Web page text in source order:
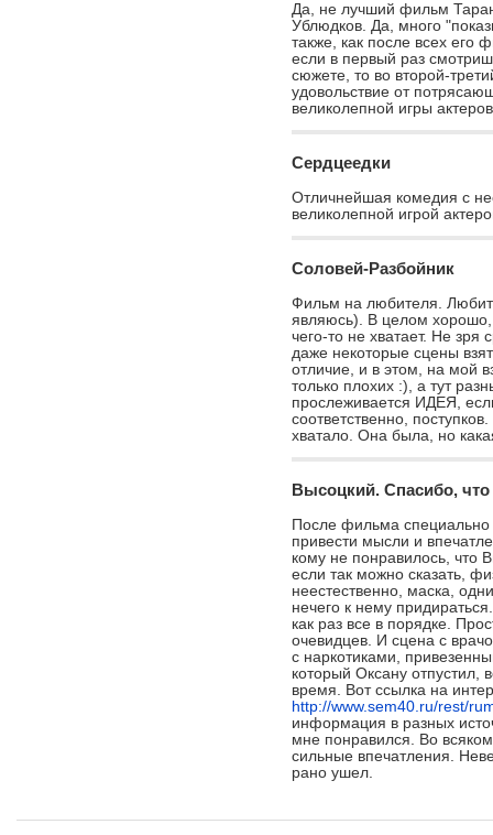
Да, не лучший фильм
Ублюдков. Да, много
также, как после всех его
если в первый раз
сюжете, то во второй-
удовольствие от
великолепной игры
Сердцеедки
Отличнейшая комедия с
великолепной игрой
Соловей-Разбойник
Фильм на любителя.
являюсь). В целом
чего-то не хватает. Не зря
даже некоторые сцены
отличие, и в этом, на мой
только плохих :), а тут
прослеживается ИДЕЯ,
соответственно,
хватало. Она была, но
Высоцкий. Спасибо,
После фильма специально
привести мысли и
кому не понравилось, что
если так можно сказать,
неестественно, маска,
нечего к нему
как раз все в порядке.
очевидцев. И сцена с
с наркотиками,
который Оксану отпустил,
время. Вот ссылка на
http://www.sem40.ru/rest/
информация в разных
мне понравился. Во
сильные впечатления.
рано ушел.
Легкое поведение
Бесславные ублюдки
Роман с камнем
В небе «Ночные ведьмы»
Убить Билла: Фильм 2
Список Шиндлера
Достучаться до небес
Брак по-итальянски
Афера Томаса Крауна
Роковая красотка
8 1/2 (Восемь с половиной долларов)
Шесть дней, семь ночей
Город грехов
О чем говорят мужчины
Секс в большом городе